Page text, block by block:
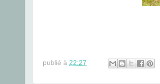
publié à 22:27